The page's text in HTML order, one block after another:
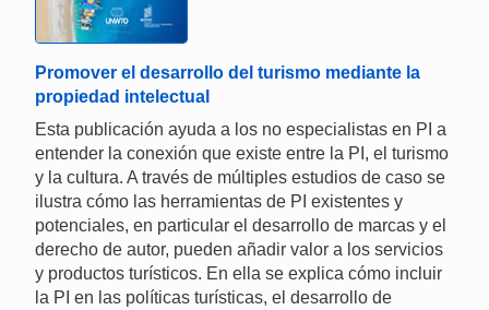
Promover el desarrollo del turismo mediante la
propiedad intelectual
Esta publicación ayuda a los no especialistas en PI a
entender la conexión que existe entre la PI, el turismo
y la cultura. A través de múltiples estudios de caso se
ilustra cómo las herramientas de PI existentes y
potenciales, en particular el desarrollo de marcas y el
derecho de autor, pueden añadir valor a los servicios
y productos turísticos. En ella se explica cómo incluir
la PI en las políticas turísticas, el desarrollo de